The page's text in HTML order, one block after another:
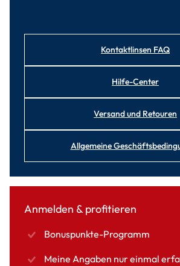
Kontaktlinsen FAQ
Hilfe-Center
Versand und Retouren
Allgemeine
Anmelden & profitieren
Bonuspunkte-Programm
Meine Angaben nur einmal